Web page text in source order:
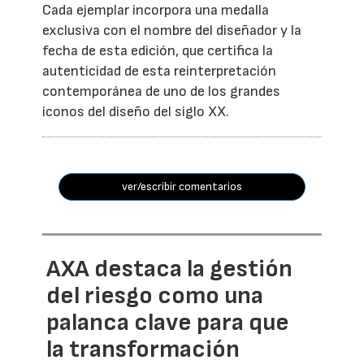
Cada ejemplar incorpora una medalla
exclusiva con el nombre del diseñador y la
fecha de esta edición, que certifica la
autenticidad de esta reinterpretación
contemporánea de uno de los grandes
iconos del diseño del siglo XX.
ver/escribir comentarios
AXA destaca la gestión
del riesgo como una
palanca clave para que
la transformación